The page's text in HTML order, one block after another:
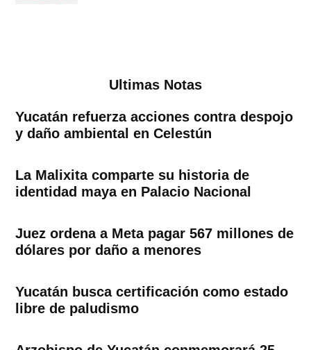
Ultimas Notas
Yucatán refuerza acciones contra despojo
y daño ambiental en Celestún
La Malixita comparte su historia de
identidad maya en Palacio Nacional
Juez ordena a Meta pagar 567 millones de
dólares por daño a menores
Yucatán busca certificación como estado
libre de paludismo